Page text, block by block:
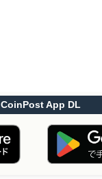
CoinPost App DL